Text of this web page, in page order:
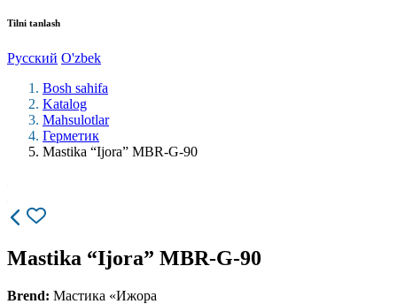
Tilni tanlash
Русский O'zbek
Bosh sahifa
Katalog
Mahsulotlar
Герметик
Mastika “Ijora” MBR-G-90
Mastika “Ijora” MBR-G-90
Brend: Мастика «Ижора